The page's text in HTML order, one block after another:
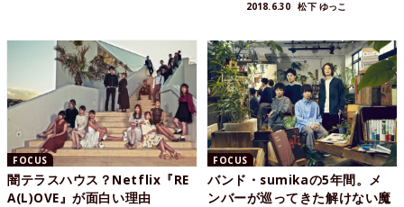
2018.6.30 松下 ゆっこ
FOCUS
闇テラスハウス？Netflix『RE
A(L)OVE』が面白い理由
FOCUS
バンド・sumikaの5年間。メ
ンバーが巡ってきた解けない魔